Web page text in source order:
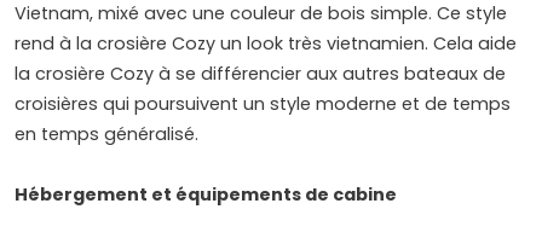
Vietnam, mixé avec une couleur de bois simple. Ce style
rend à la crosière Cozy un look très vietnamien. Cela aide
la crosière Cozy à se différencier aux autres bateaux de
croisières qui poursuivent un style moderne et de temps
en temps généralisé.
Hébergement et équipements de cabine